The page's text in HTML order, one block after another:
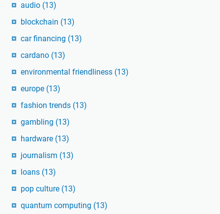
audio (13)
blockchain (13)
car financing (13)
cardano (13)
environmental friendliness (13)
europe (13)
fashion trends (13)
gambling (13)
hardware (13)
journalism (13)
loans (13)
pop culture (13)
quantum computing (13)